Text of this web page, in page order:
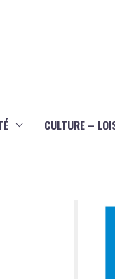
CULTURE –